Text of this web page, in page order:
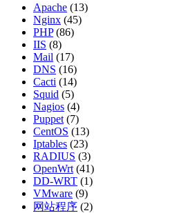
Apache (13)
Nginx (45)
PHP(86)
IIS (8)
Mail (17)
DNS (16)
Cacti (14)
Squid (5)
Nagios (4)
Puppet (7)
CentOS (13)
Iptables (23)
RADIUS (3)
OpenWrt (41)
DD-WRT (1)
VMware (9)
网站程序 (2)